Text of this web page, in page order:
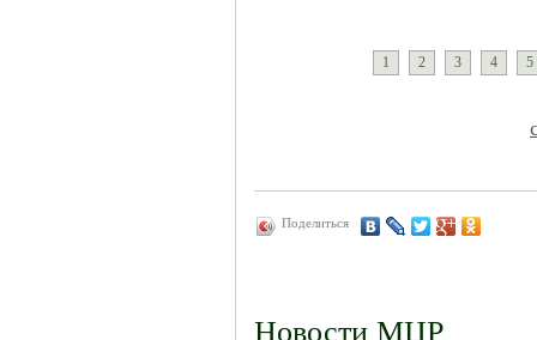
1 2 3 4 5
Поделиться
Новости МЦР